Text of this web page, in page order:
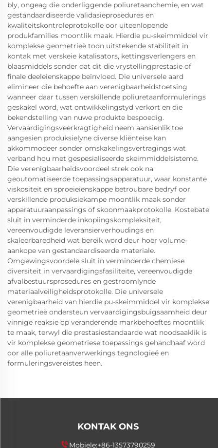
bly, ongeag die onderliggende poliuretaanchemie, en wat
gestandaardiseerde validasieprosedures en
kwaliteitskontroleprotokolle oor uiteenlopende
produkfamilies moontlik maak. Hierdie pu-skeimmiddel vir
komplekse geometrieë toon uitstekende stabiliteit in
kontak met verskeie katalisators, kettingsverlengers en
blaasmiddels sonder dat dit die vrystellingprestasie of
finale deeleienskappe beïnvloed. Die universele aard
elimineer die behoefte aan verenigbaarheidstoetsing
wanneer daar tussen verskillende poliuretaanformulerings
geskakel word, wat ontwikkelingstyd verkort en die
bekendstelling van nuwe produkte bespoedig.
Vervaardigingsveerkragtigheid neem aansienlik toe
aangesien produksielyne diverse kliënteise kan
akkommodeer sonder omskakelingsvertragings wat
verband hou met gespesialiseerde skeimmiddelsisteme.
Die verenigbaarheidsvoordeel strek ook na
geoutomatiseerde toepassingsapparatuur, waar konstante
viskositeit en sproeieienskappe betroubare bedryf oor
verskillende produksiekampe moontlik maak sonder
apparatuuraanpassings of skoonmaakprotokolle. Kostebate
sluit in verminderde inkopiingskompleksiteit,
vereenvoudigde leveransierverhoudings en
skaleerbaredheid wat bereik word deur hoër volume-
aankope van gestandaardiseerde materiale.
Omgewingsvoordele sluit in verminderde chemiese
diversiteit in vervaardigingsfasiliteite, vereenvoudigde
afvalbestuursprosedures en gestroomlynde
materiaalveiligheidsprotokolle. Die universele
verenigbaarheid van hierdie pu-skeimmiddel vir komplekse
geometrieë ondersteun vervaardigingsbuigsaamheid deur
vinnige reaksie op veranderende markbehoeftes moontlik
te maak, terwyl die prestasiestandaarde wat noodsaaklik is
vir komplekse geometriese toepassings gehandhaaf word
oor alle poliuretaanverwerkings tegnologieë en
formuleringsvereistes heen.
KONTAK ONS
Mobiele:+86-13573790259